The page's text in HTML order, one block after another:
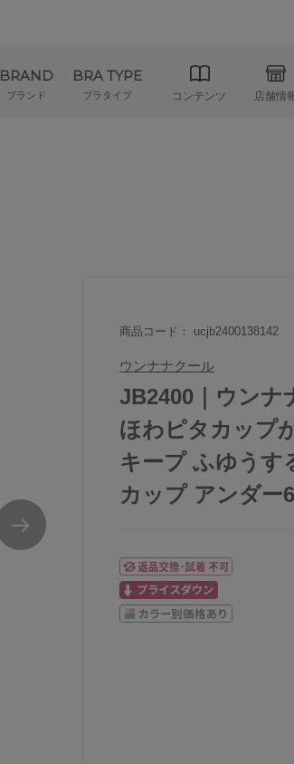
BRAND
ブランド
BRA TYPE
ブラタイプ コンテンツ 店舗情
商品コード： ucjb2400138142
ウンナナクール
JB2400｜ウン
ほわピタカップ
キープ ふゆうす
カップ アンダー